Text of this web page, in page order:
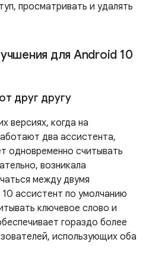
просматривать и удалять
для Android 10
друг другу
версиях, когда на
два ассистента,
одновременно считывать
возникала
между двумя
ассистент по умолчанию
ключевое слово и
гораздо более
использующих оба